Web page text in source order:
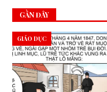
[ 06/08/2026 ] Đức
[ 06/08/2026 ] Đức
[ 06/08/2026 ] Trí tuệ
[ 06/08/2026 ] ĐHY
[ 06/08/2026 ]
GẦN ĐÂY
GIÁO DỤC